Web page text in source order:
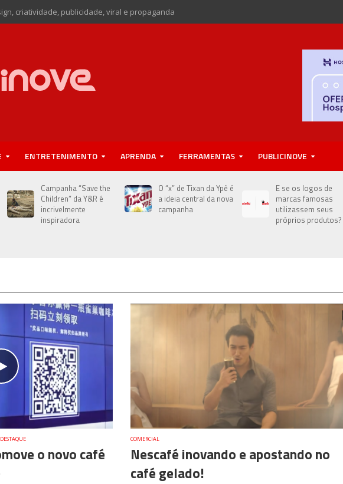
criatividade, publicidade, viral e propaganda
ENTRETENIMENTO APRENDA FERRAMENTAS PUBLICINOVE
Campanha “Save the
Children” da Y&R é
incrivelmente
inspiradora
O “x” de Tixan da Ypê é
a ideia central da nova
campanha
E se os logos de
marcas famosas
utilizassem seus
próprios produtos?
DESTAQUE
o novo café
COMERCIAL
Nescafé inovando e apostando no
café gelado!